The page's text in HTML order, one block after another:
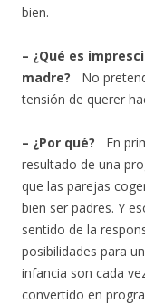
bien.
– ¿Qué es
madre? No
tensión de querer
– ¿Por qué? En
resultado de una
que las parejas
bien ser padres. Y
sentido de la
posibilidades para
infancia son cada
convertido en